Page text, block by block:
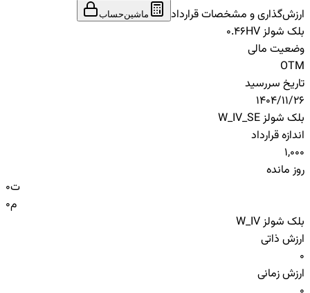
ارزش‌گذاری و مشخصات قرارداد
ماشین‌حساب
بلک شولز HV
0.46
وضعیت مالی
OTM
تاریخ سررسید
1404/11/26
بلک شولز W_IV_SE
اندازه قرارداد
1,000
روز مانده
0ت
0م
بلک شولز W_IV
ارزش ذاتی
0
ارزش زمانی